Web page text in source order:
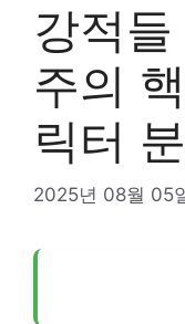
강적
주의
릭터
2025년 08월 05